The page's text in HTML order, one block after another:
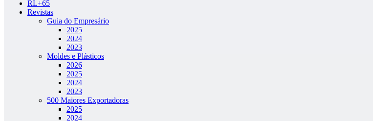
RL+65
Revistas
Guia do Empresário
2025
2024
2023
Moldes e Plásticos
2026
2025
2024
2023
500 Maiores Exportadoras
2025
2024